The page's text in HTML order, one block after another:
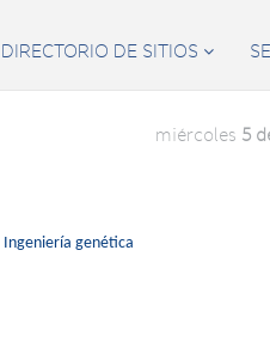
DIRECTORIO DE SITIOS 
miércoles 5
Ingeniería genética